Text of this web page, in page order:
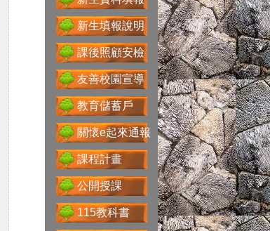
新生填報說明
課後照顧安檢
友善校園宣導
教育儲蓄戶
關懷e起來通報
課程計畫
公開授課
115教科書
Google For
Education
性別主流化專區
科技大觀園